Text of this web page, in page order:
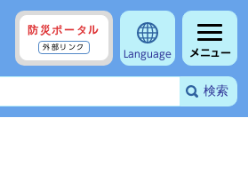
防災ポータル
外部リンク
Language メニュー
検索